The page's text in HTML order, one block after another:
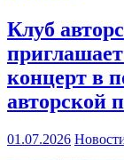
Клуб
концерт в
авторской
01.07.2026